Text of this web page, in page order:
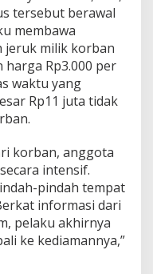
tersebut berawal
membawa
jeruk milik korban
Rp3.000 per
waktu yang
Rp11 juta tidak
korban, anggota
intensif.
pindah tempat
informasi dari
pelaku akhirnya
ke kediamannya,”